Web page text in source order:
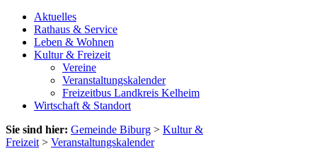
Aktuelles
Rathaus & Service
Leben & Wohnen
Kultur & Freizeit
Vereine
Veranstaltungskalender
Freizeitbus Landkreis Kelheim
Wirtschaft & Standort
Sie sind hier: Gemeinde Biburg > Kultur &
Freizeit > Veranstaltungskalender